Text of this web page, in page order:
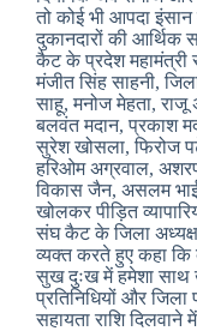
तो कोई भी आपदा
दुकानदारों की आर्थिक
कैट के प्रदेश महामंत्री
मंजीत सिंह साहनी,
साहू, मनोज मेहता, राजू
बलवंत मदान, प्रकाश
सुरेश खोसला, फिरोज
हरिओम अग्रवाल,
विकास जैन, असलम भाई
खोलकर पीड़ित
संघ कैट के जिला अध्यक्ष
व्यक्त करते हुए कहा कि
सुख दुःख में हमेशा साथ
प्रतिनिधियों और
सहायता राशि दिलवाने